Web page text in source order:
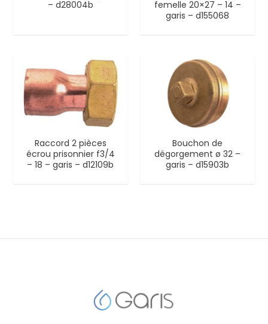
– d28004b
femelle 20×27 – 14 –
garis – d155068
Raccord 2 pièces
écrou prisonnier f3/4
– 18 – garis – d12109b
Bouchon de
dégorgement ø 32 –
garis – d15903b